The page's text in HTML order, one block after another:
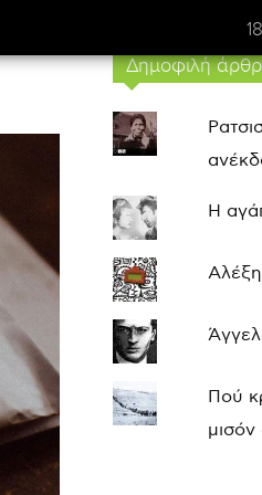
Δημοφιλή
Η
Πού
μισόν